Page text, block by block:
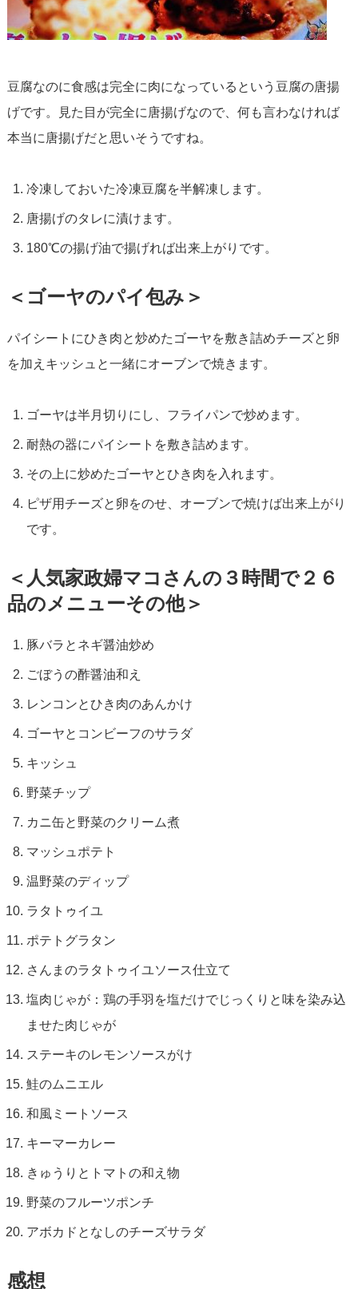
豆腐なのに食感は完全に肉になっているという豆腐の唐揚
げです。見た目が完全に唐揚げなので、何も言わなければ
本当に唐揚げだと思いそうですね。
冷凍しておいた冷凍豆腐を半解凍します。
唐揚げのタレに漬けます。
180℃の揚げ油で揚げれば出来上がりです。
＜ゴーヤのパイ包み＞
パイシートにひき肉と炒めたゴーヤを敷き詰めチーズと卵
を加えキッシュと一緒にオーブンで焼きます。
ゴーヤは半月切りにし、フライパンで炒めます。
耐熱の器にパイシートを敷き詰めます。
その上に炒めたゴーヤとひき肉を入れます。
ピザ用チーズと卵をのせ、オーブンで焼けば出来上がり
です。
＜人気家政婦マコさんの３時間で２６
品のメニューその他＞
豚バラとネギ醤油炒め
ごぼうの酢醤油和え
レンコンとひき肉のあんかけ
ゴーヤとコンビーフのサラダ
キッシュ
野菜チップ
カニ缶と野菜のクリーム煮
マッシュポテト
温野菜のディップ
ラタトゥイユ
ポテトグラタン
さんまのラタトゥイユソース仕立て
塩肉じゃが：鶏の手羽を塩だけでじっくりと味を染み込
ませた肉じゃが
ステーキのレモンソースがけ
鮭のムニエル
和風ミートソース
キーマーカレー
きゅうりとトマトの和え物
野菜のフルーツポンチ
アボカドとなしのチーズサラダ
感想